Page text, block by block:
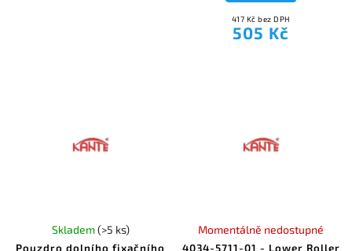
417 Kč bez DPH
505 Kč
Pouzdro dolního fixačního
Skladem(>5 ks)
4034-5711-01 - Lower Roller
Momentálně nedostupné